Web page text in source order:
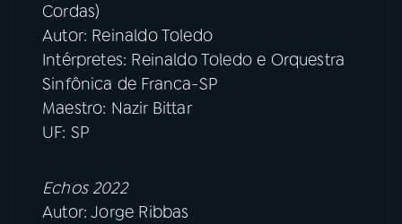
Cordas)
Autor: Reinaldo Toledo
Intérpretes: Reinaldo Toledo e Orquestra
Sinfônica de Franca-SP
Maestro: Nazir Bittar
UF: SP
Echos 2022
Autor: Jorge Ribbas